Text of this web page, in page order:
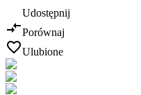
Udostępnij
Porównaj
Ulubione